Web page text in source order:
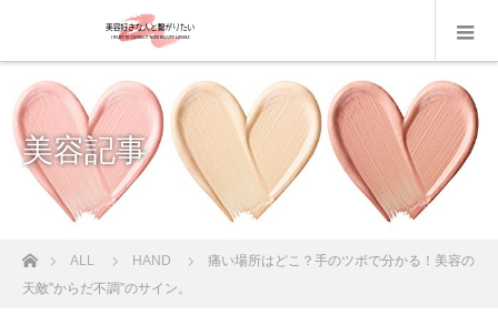
美容記事
ホームALL HAND
痛い場所はどこ？手のツボで分かる！美容の
天敵”からだ不調”のサイン。